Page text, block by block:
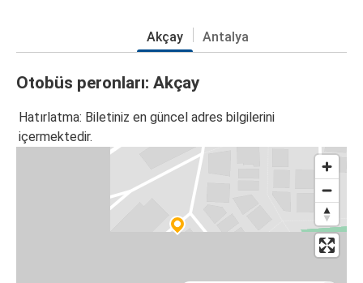
Akçay Antalya
Otobüs peronları: Akçay
Hatırlatma: Biletiniz en güncel adres bilgilerini
içermektedir.